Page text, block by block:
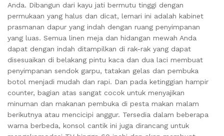
Anda. Dibangun dari kayu jati bermutu tinggi dengan
permukaan yang halus dan dicat, lemari ini adalah kabinet
prasmanan dapur yang indah dengan ruang penyimpanan
yang luas. Semua linen meja dan hidangan mewah Anda
dapat dengan indah ditampilkan di rak-rak yang dapat
disesuaikan di belakang pintu kaca dan dua laci membuat
penyimpanan sendok garpu, tatakan gelas dan pembuka
botol menjadi mudah dan rapi. Dan pada ketinggian hampir
counter, bagian atas sangat cocok untuk menyajikan
minuman dan makanan pembuka di pesta makan malam
berikutnya atau mencicipi anggur. Tersedia dalam beberapa
warna berbeda, konsol cantik ini juga dirancang untuk